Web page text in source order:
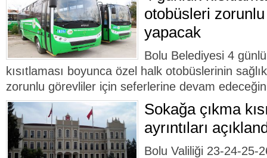
otobüsleri
yapacak
Bolu Belediyesi 4
kısıtlaması boyunca özel halk otobüslerinin
zorunlu görevliler için seferlerine devam
Sokağa çıkma
ayrıntıları
Bolu Valiliği 23-24-25-